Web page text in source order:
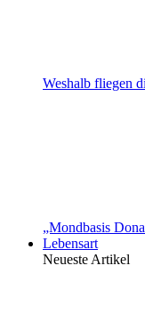
Weshalb fliegen
„Mondbasis
Lebensart
Neueste Artikel